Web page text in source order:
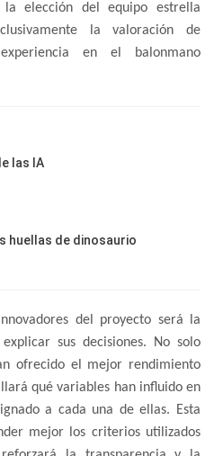
la elección del equipo estrella
la valoración de
en el balonmano
las IA
huellas de dinosaurio
del proyecto será la
sus decisiones. No solo
ofrecido el mejor rendimiento
qué variables han influido en
a cada una de ellas. Esta
mejor los criterios utilizados